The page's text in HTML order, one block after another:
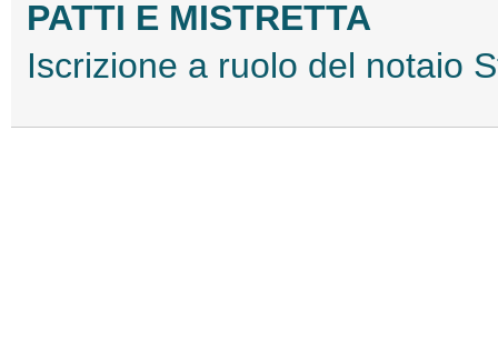
PATTI E MISTRETTA
Iscrizione a ruolo del notaio